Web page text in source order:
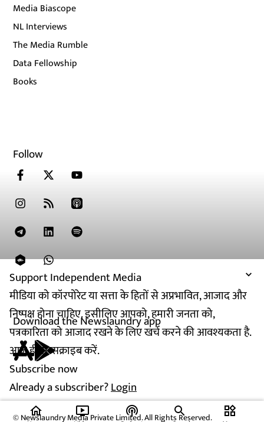
Support Independent Media
मीडिया को कॉरपोरेट या सत्ता के हितों से अप्रभावित, आजाद और
निष्पक्ष होना चाहिए. इसीलिए आपको, हमारी जनता को,
पत्रकारिता को आजाद रखने के लिए खर्च करने की आवश्यकता है.
आज ही सब्सक्राइब करें.
Subscribe now
Already a subscriber?Login
Media Biascope
NL Interviews
The Media Rumble
Data Fellowship
Books
Follow
Download the Newslaundry app
© Newslaundry Media Private Limited. All Rights Reserved.
home ondemand_video podcasts widgets